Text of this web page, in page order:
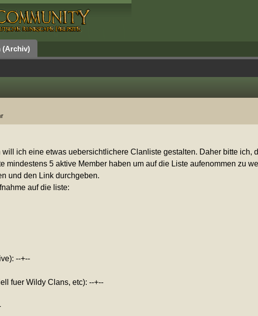
(Archiv)
ich eine etwas uebersichtlichere Clanliste gestalten. Daher bitte ich,
mindestens 5 aktive Member haben um auf die Liste aufenommen zu
und den Link durchgeben.
auf die liste:
--+--
fuer Wildy Clans, etc): --+--